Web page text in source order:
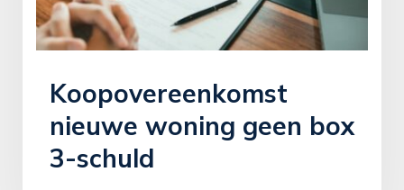
Koopovereenkomst
nieuwe woning geen box
3-schuld